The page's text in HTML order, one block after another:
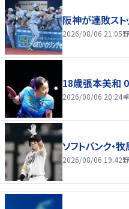
阪神が連敗ス
2026/08/06 21:05
18歳張本美和
2026/08/06 20:24
ソフトバンク・
2026/08/06 19:42